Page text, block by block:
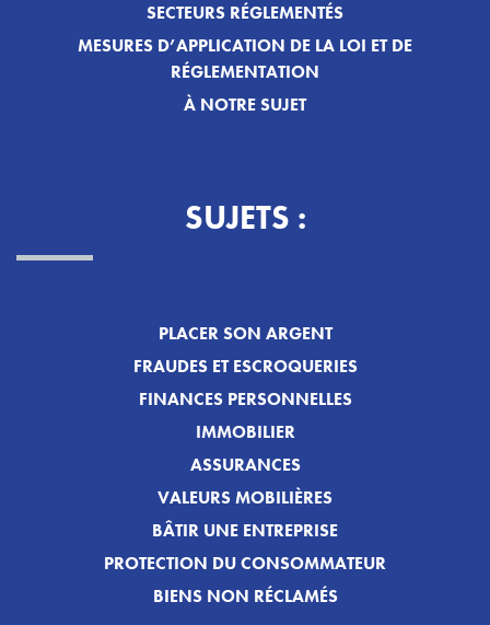
SECTEURS RÉGLEMENTÉS
MESURES D’APPLICATION DE LA LOI ET DE
RÉGLEMENTATION
À NOTRE SUJET
SUJETS :
PLACER SON ARGENT
FRAUDES ET ESCROQUERIES
FINANCES PERSONNELLES
IMMOBILIER
ASSURANCES
VALEURS MOBILIÈRES
BÂTIR UNE ENTREPRISE
PROTECTION DU CONSOMMATEUR
BIENS NON RÉCLAMÉS